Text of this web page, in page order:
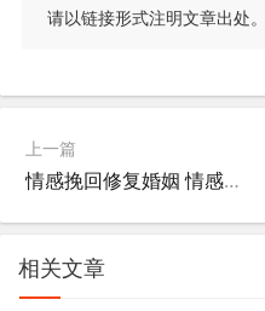
请以链接形式注明文章出处。
上一篇
情感挽回修复婚姻 情感挽回修复婚姻什么意思
相关文章